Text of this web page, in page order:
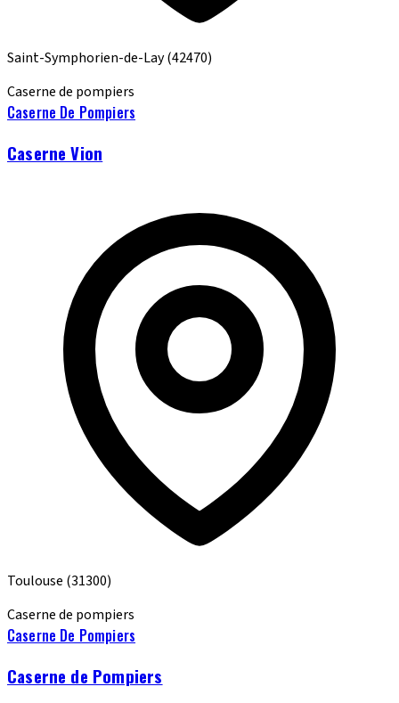
Saint-Symphorien-de-Lay(42470)
Caserne de pompiers
Caserne De Pompiers
Caserne Vion
Toulouse (31300)
Caserne de pompiers
Caserne De Pompiers
Caserne de Pompiers